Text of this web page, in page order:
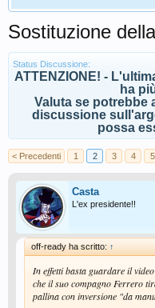
Sostituzione
Status Discussione:
ATTENZIONE! -
ha
Valuta se potrebbe
discussione
possa
< Precedenti 1 2 3 4 5
Casta
L'ex presidente!!
off-ready ha scritto: ↑
In effetti basta guardare il
che il suo compagno Ferrero
pallina con inversione "da